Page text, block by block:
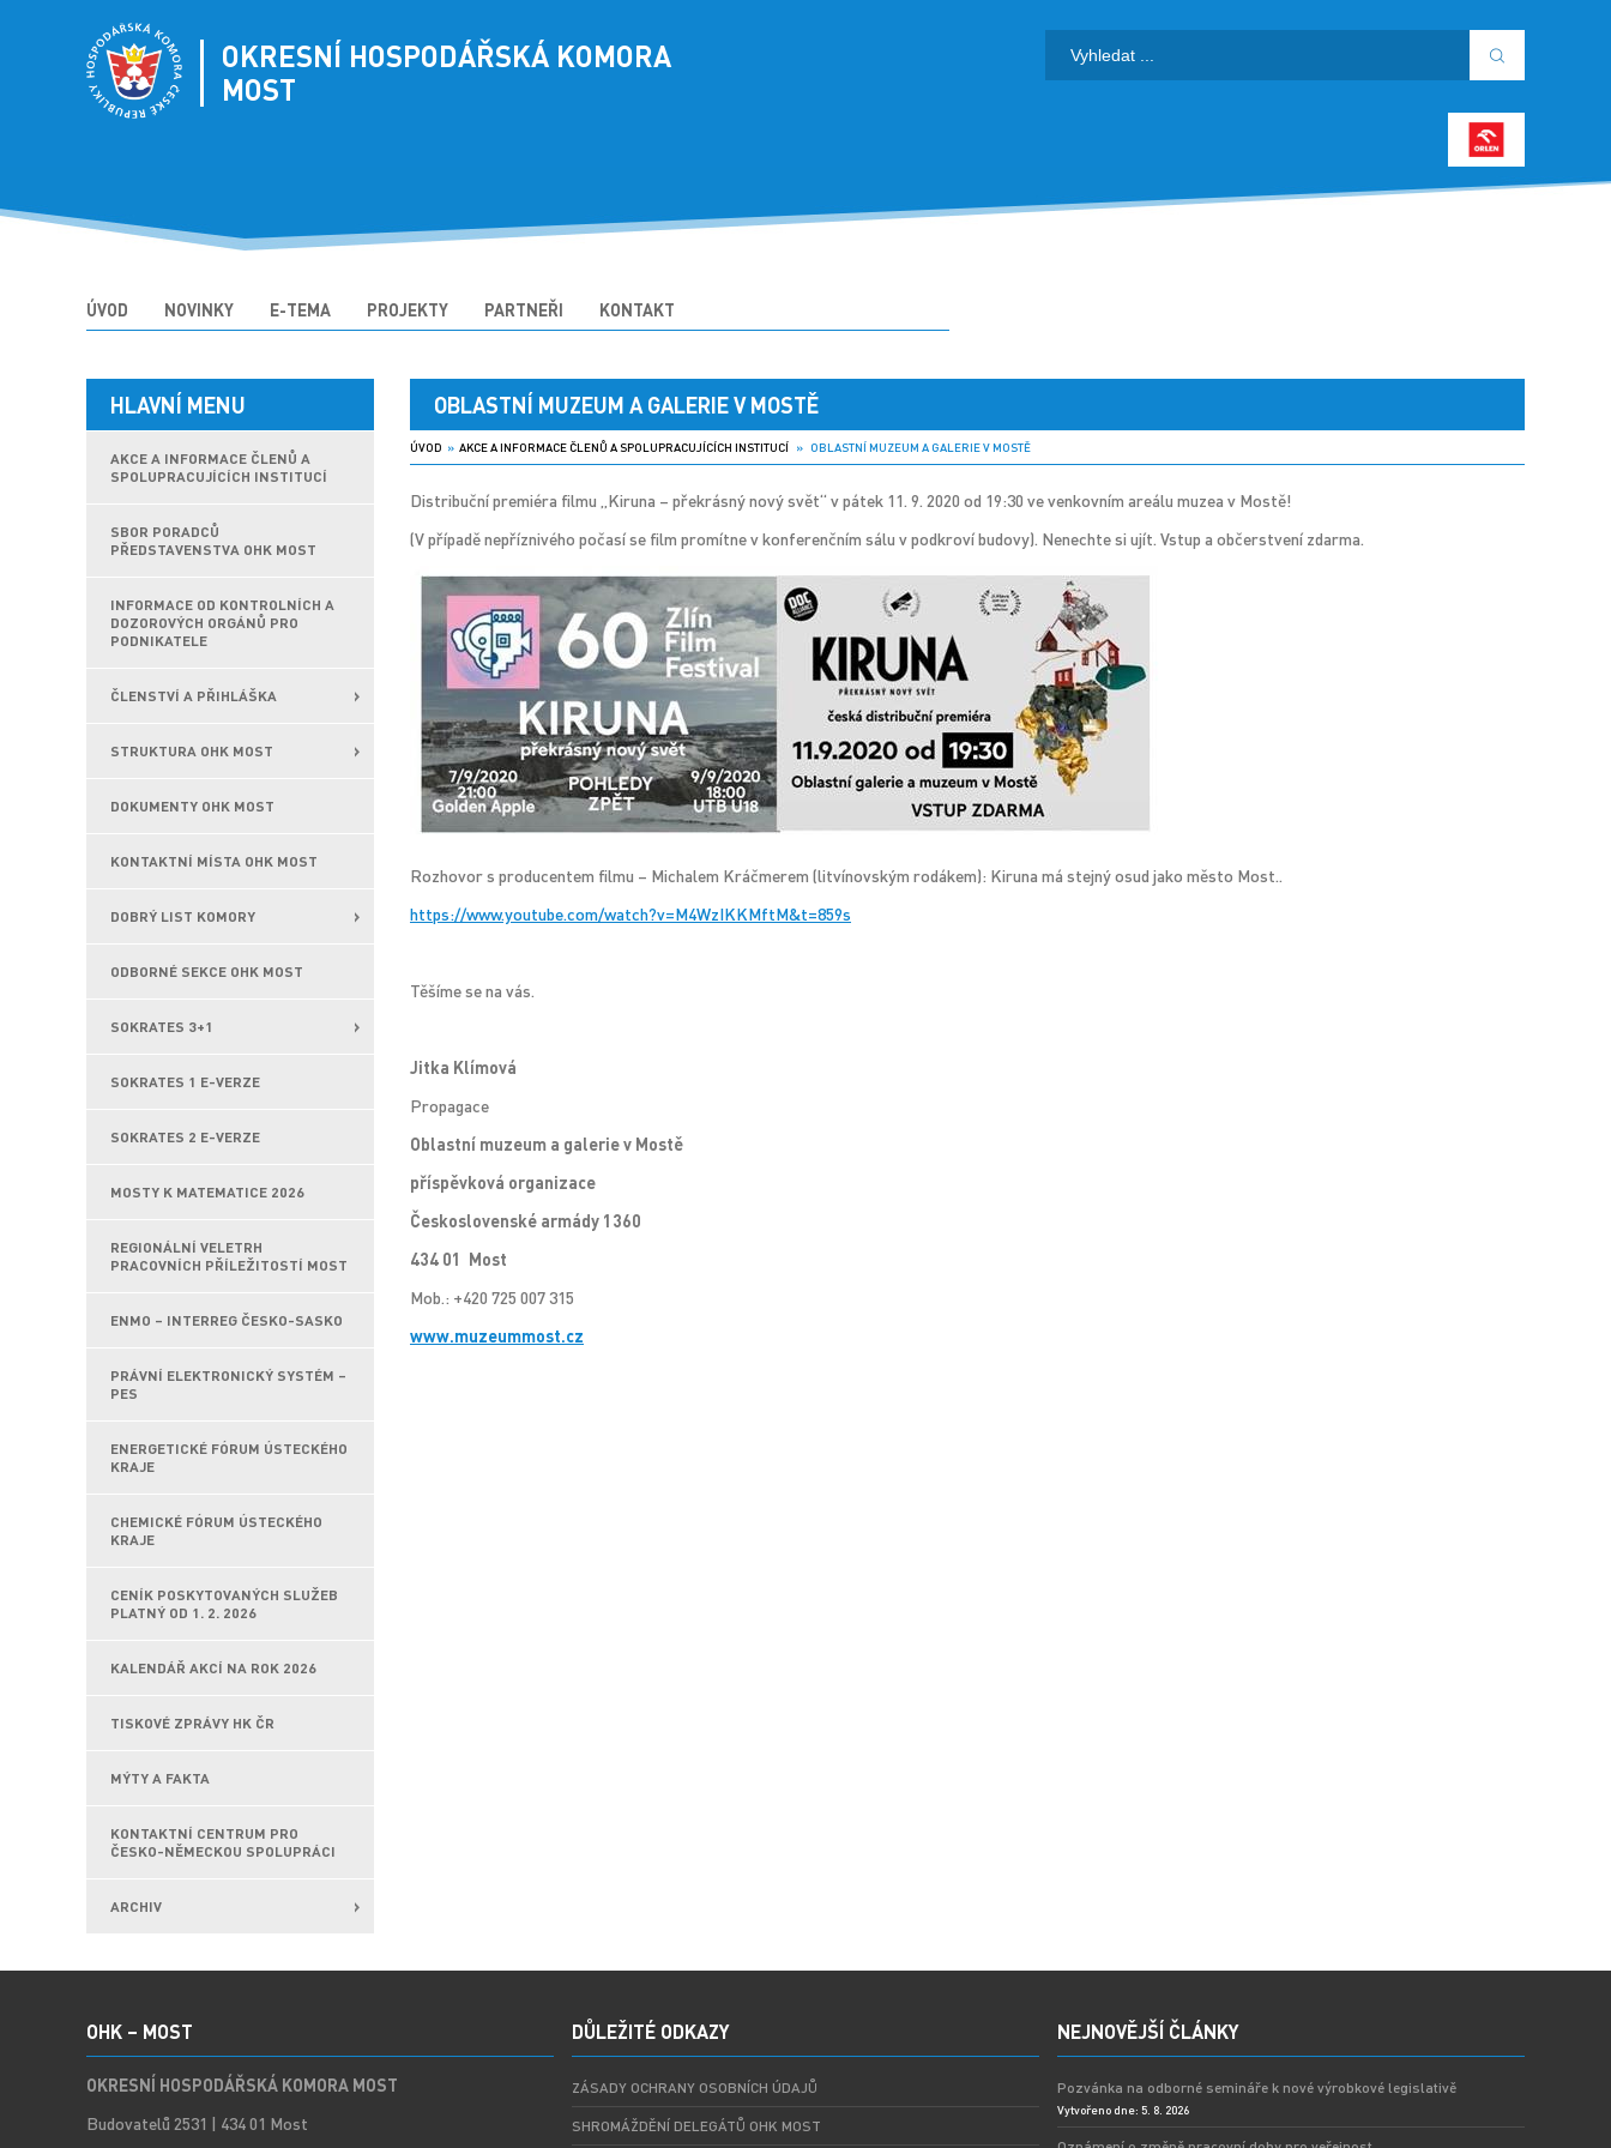
OKRESNÍ HOSPODÁŘSKÁ KOMORA
MOST
ÚVOD NOVINKY E-TEMA PROJEKTY PARTNEŘI KONTAKT
HLAVNÍ MENU
AKCE A INFORMACE ČLENŮ A
SPOLUPRACUJÍCÍCH INSTITUCÍ
SBOR PORADCŮ
PŘEDSTAVENSTVA OHK MOST
INFORMACE OD KONTROLNÍCH A
DOZOROVÝCH ORGÁNŮ PRO
PODNIKATELE
ČLENSTVÍ A PŘIHLÁŠKA
STRUKTURA OHK MOST
DOKUMENTY OHK MOST
KONTAKTNÍ MÍSTA OHK MOST
DOBRÝ LIST KOMORY
ODBORNÉ SEKCE OHK MOST
SOKRATES 3+1
SOKRATES 1 E-VERZE
SOKRATES 2 E-VERZE
MOSTY K MATEMATICE 2026
REGIONÁLNÍ VELETRH
PRACOVNÍCH PŘÍLEŽITOSTÍ MOST
ENMO – INTERREG ČESKO-SASKO
PRÁVNÍ ELEKTRONICKÝ SYSTÉM –
PES
ENERGETICKÉ FÓRUM ÚSTECKÉHO
KRAJE
CHEMICKÉ FÓRUM ÚSTECKÉHO
KRAJE
CENÍK POSKYTOVANÝCH SLUŽEB
PLATNÝ OD 1. 2. 2026
KALENDÁŘ AKCÍ NA ROK 2026
TISKOVÉ ZPRÁVY HK ČR
MÝTY A FAKTA
KONTAKTNÍ CENTRUM PRO
ČESKO-NĚMECKOU SPOLUPRÁCI
ARCHIV
OBLASTNÍ MUZEUM A GALERIE V MOSTĚ
ÚVOD » AKCE A INFORMACE ČLENŮ A SPOLUPRACUJÍCÍCH INSTITUCÍ » OBLASTNÍ MUZEUM A GALERIE V MOSTĚ
Distribuční premiéra filmu „Kiruna – překrásný nový svět“ v pátek 11. 9. 2020 od 19:30 ve venkovním areálu muzea v Mostě!
(V případě nepříznivého počasí se film promítne v konferenčním sálu v podkroví budovy). Nenechte si ujít. Vstup a občerstvení zdarma.
Rozhovor s producentem filmu – Michalem Kráčmerem (litvínovským rodákem): Kiruna má stejný osud jako město Most..
https://www.youtube.com/watch?v=M4WzIKKMftM&t=859s
Těšíme se na vás.
Jitka Klímová
Propagace
Oblastní muzeum a galerie v Mostě
příspěvková organizace
Československé armády 1360
434 01 Most
Mob.: +420 725 007 315
www.muzeummost.cz
OHK – MOST
OKRESNÍ HOSPODÁŘSKÁ KOMORA MOST
Budovatelů 2531 | 434 01 Most
DŮLEŽITÉ ODKAZY
ZÁSADY OCHRANY OSOBNÍCH ÚDAJŮ
SHROMÁŽDĚNÍ DELEGÁTŮ OHK MOST
NEJNOVĚJŠÍ ČLÁNKY
Pozvánka na odborné semináře k nové výrobkové legislativě
Vytvořeno dne: 5. 8. 2026